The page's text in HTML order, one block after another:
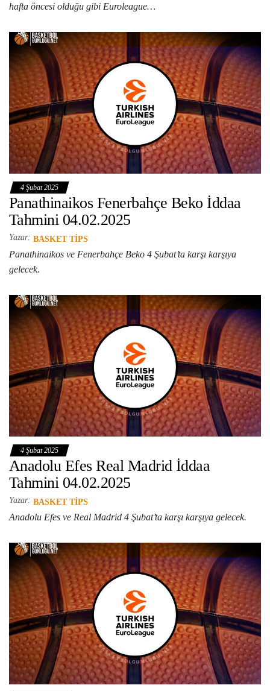
hafta öncesi olduğu gibi Euroleague…
4 Şubat 2025
Panathinaikos Fenerbahçe Beko İddaa
Tahmini 04.02.2025
Yazar: BASKET TIPS
Panathinaikos ve Fenerbahçe Beko 4 Şubat’ta karşı karşıya
gelecek.
4 Şubat 2025
Anadolu Efes Real Madrid İddaa
Tahmini 04.02.2025
Yazar: BASKET TIPS
Anadolu Efes ve Real Madrid 4 Şubat’ta karşı karşıya gelecek.